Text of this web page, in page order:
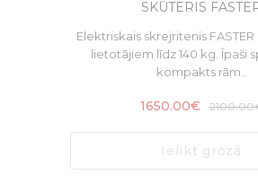
SKŪTERIS
Elektriskais skrejritenis
lietotājiem līdz 140 kg. Īpaši
kompakts rām..
1650.00€
Ielikt grozā